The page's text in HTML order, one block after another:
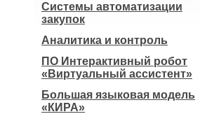
Системы автоматизации
закупок
Аналитика и контроль
ПО Интерактивный робот
«Виртуальный ассистент»
Большая языковая модель
«КИРА»